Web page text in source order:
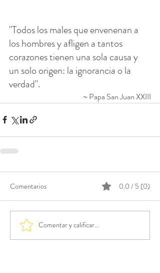
"Todos los males que envenenan a
los hombres y afligen a tantos
corazones tienen una sola causa y
un solo origen: la ignorancia o la
verdad".
~ Papa San Juan XXIII
Comentarios 0.0 / 5 (0)
Comentar y calificar...